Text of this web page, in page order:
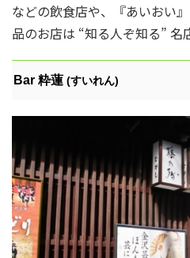
などの飲食店や、『あいおい
品のお店は “知る人ぞ知る” 名
Bar 粋蓮 (すいれん)